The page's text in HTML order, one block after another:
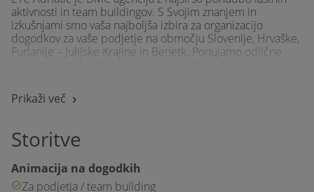
aktivnosti in team buildingov. S Svojim znanjem in
izkušnjami smo vaša najboljša izbira za organizacijo
dogodkov za vaše podjetje na območju Slovenije, Hrvaške,
Furlanije – Julijske Krajine in Benetk. Ponujamo odlične
Ponujamo odlične tembuilding programe, najboljše
lokacije in celostno organizacijo dogodka.
Žal nam je, da smo bili zaradi trenutne situacije bili
buildinge. Zavedamo se, da so ti dogodki za vaše podjetje
in razvoj vaše ekipe zelo pomembni.
Prikaži več
Storitve
Animacija na dogodkih
Za podjetja / team building